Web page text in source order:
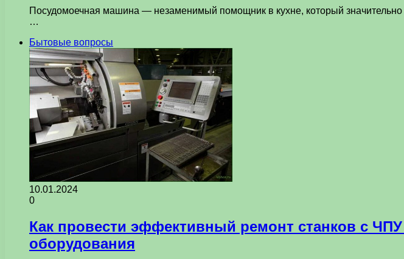
Посудомоечная машина — незаменимый помощник в кухне, который
…
Бытовые вопросы
10.01.2024
0
Как провести эффективный ремонт станков с
оборудования